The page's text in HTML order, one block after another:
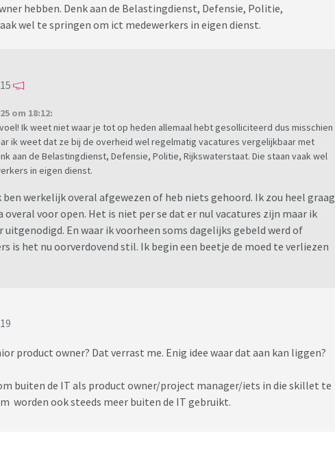
hebben. Denk aan de Belastingdienst, Defensie, Politie,
wel te springen om ict medewerkers in eigen dienst.
om 18:12:
Ik weet niet waar je tot op heden allemaal hebt gesolliciteerd dus misschien
ik weet dat ze bij de overheid wel regelmatig vacatures vergelijkbaar met
aan de Belastingdienst, Defensie, Politie, Rijkswaterstaat. Die staan vaak wel
in eigen dienst.
ben werkelijk overal afgewezen of heb niets gehoord. Ik zou heel graag
overal voor open. Het is niet per se dat er nul vacatures zijn maar ik
En waar ik voorheen soms dagelijks gebeld werd of
is het nu oorverdovend stil. Ik begin een beetje de moed te verliezen
product owner? Dat verrast me. Enig idee waar dat aan kan liggen?
buiten de IT als product owner/project manager/iets in die skillet te
worden ook steeds meer buiten de IT gebruikt.